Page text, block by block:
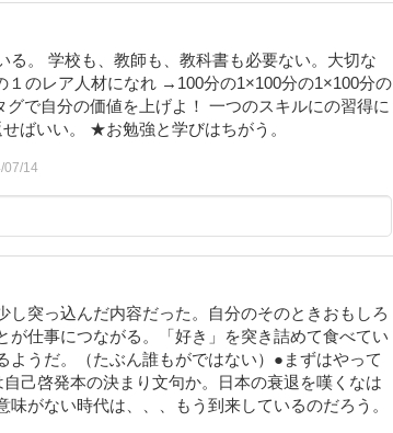
る。 学校も、教師も、教科書も必要ない。大切な
のレア人材になれ →100分の1×100分の1×100分の
で自分の価値を上げよ！ 一つのスキルにの習得に
ばいい。 ★お勉強と学びはちがう。
07/14
し突っ込んだ内容だった。自分のそのときおもしろ
が仕事につながる。「好き」を突き詰めて食べてい
ようだ。（たぶん誰もがではない）●まずはやって
己啓発本の決まり文句か。日本の衰退を嘆くなは
がない時代は、、、もう到来しているのだろう。